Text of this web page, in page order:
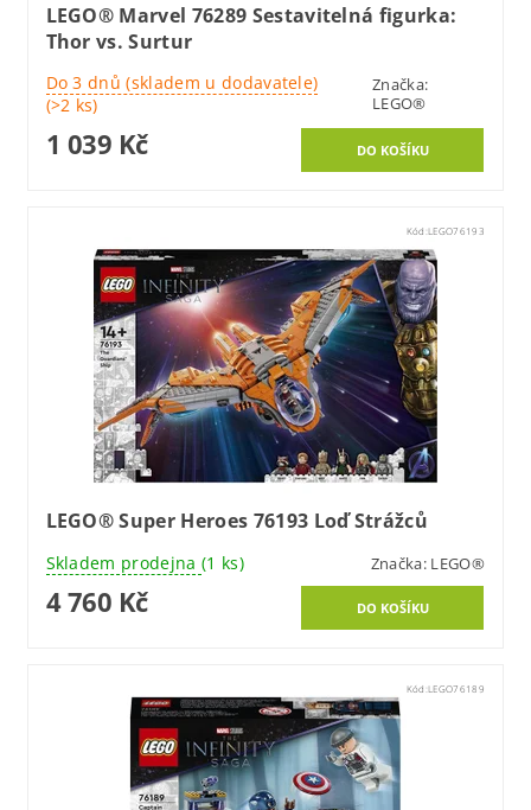
LEGO® Marvel 76289 Sestavitelná figurka:
Thor vs. Surtur
Do 3 dnů (skladem u dodavatele)
(>2 ks)
Značka:
LEGO®
1 039 Kč
Kód:LEGO76193
LEGO® Super Heroes 76193 Loď Strážců
Skladem prodejna (1 ks) Značka: LEGO®
4 760 Kč
Kód:LEGO76189